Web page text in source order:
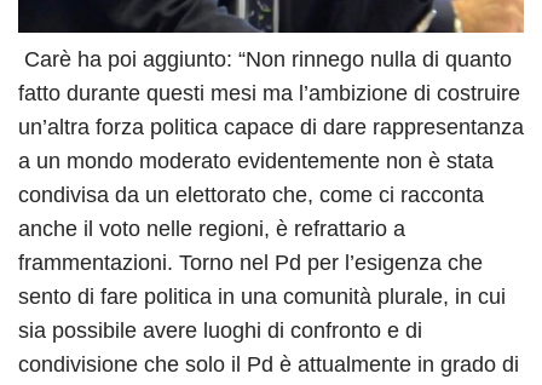
Carè ha poi aggiunto: “Non rinnego nulla di quanto
fatto durante questi mesi ma l’ambizione di costruire
un’altra forza politica capace di dare rappresentanza
a un mondo moderato evidentemente non è stata
condivisa da un elettorato che, come ci racconta
anche il voto nelle regioni, è refrattario a
frammentazioni. Torno nel Pd per l’esigenza che
sento di fare politica in una comunità plurale, in cui
sia possibile avere luoghi di confronto e di
condivisione che solo il Pd è attualmente in grado di